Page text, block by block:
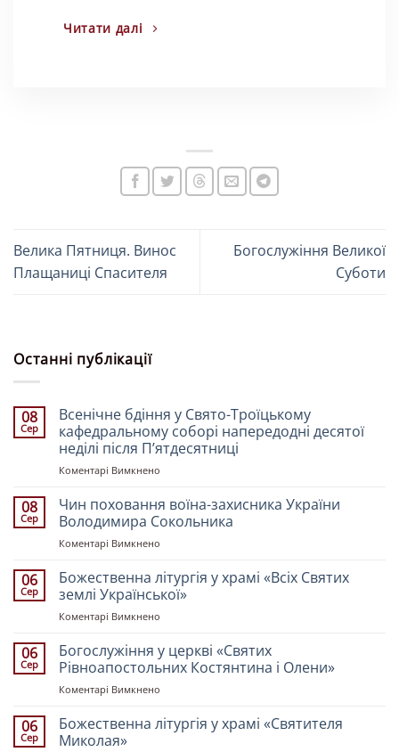
Читати далі
Велика Пятниця. Винос
Плащаниці Спасителя
Богослужіння Великої
Суботи
Останні публікації
08
Сер
Всенічне бдіння у Свято-Троїцькому
кафедральному соборі напередодні десятої
неділі після Пʼятдесятниці
Коментарі Вимкнено
бдіння
у
Свято-
соборі
напередодні
Пʼятдесятниці
08
Сер
Чин поховання воїна-захисника України
Володимира Сокольника
Коментарі Вимкнено
поховання
воїна-
захисника
Сокольника
06
Сер
Божественна літургія у храмі «Всіх Святих
землі Української»
Коментарі Вимкнено
літургія
у
храмі
землі
Української»
06
Сер
Богослужіння у церкві «Святих
Рівноапостольних Костянтина і Олени»
Коментарі Вимкнено
у
церкві
06
Сер
Божественна літургія у храмі «Святителя
Миколая»